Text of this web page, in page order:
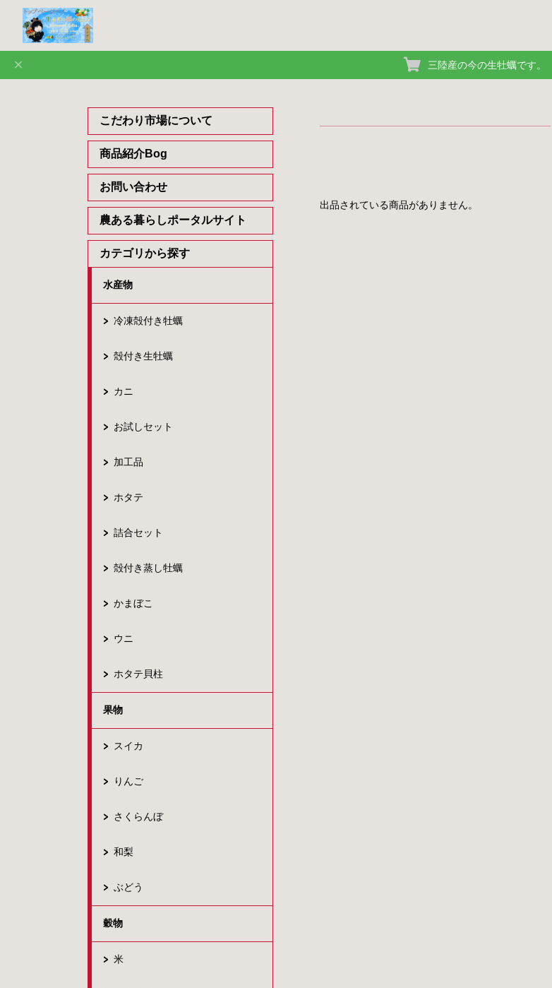
三陸産の今の生牡蠣です。
こだわり市場について
商品紹介Bog
お問い合わせ
農ある暮らしポータルサイト
カテゴリから探す
水産物
冷凍殻付き牡蠣
殻付き生牡蠣
カニ
お試しセット
加工品
ホタテ
詰合セット
殻付き蒸し牡蠣
かまぼこ
ウニ
ホタテ貝柱
果物
スイカ
りんご
さくらんぼ
和梨
ぶどう
穀物
米
出品されている商品がありません。